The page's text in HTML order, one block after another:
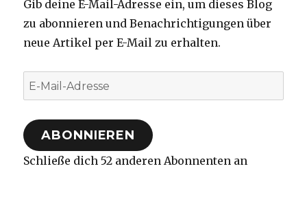
Gib deine E-Mail-Adresse ein, um dieses Blog
zu abonnieren und Benachrichtigungen über
neue Artikel per E-Mail zu erhalten.
E-
Mail-
Adresse
ABONNIEREN
Schließe dich 52 anderen Abonnenten an